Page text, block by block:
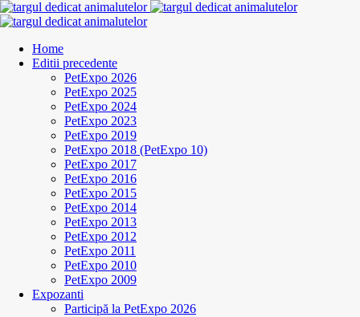
Home
Editii precedente
PetExpo 2026
PetExpo 2025
PetExpo 2024
PetExpo 2023
PetExpo 2019
PetExpo 2018 (PetExpo 10)
PetExpo 2017
PetExpo 2016
PetExpo 2015
PetExpo 2014
PetExpo 2013
PetExpo 2012
PetExpo 2011
PetExpo 2010
PetExpo 2009
Expozanti
Participă la PetExpo 2026